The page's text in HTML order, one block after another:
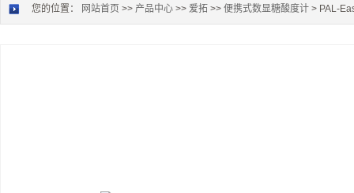
您的位置： 网站首页 >> 产品中心 >> 爱拓 >> 便携式数显糖酸度计 > PAL-